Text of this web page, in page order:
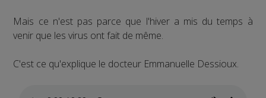
Mais ce n'est pas parce que l'hiver a mis du temps à
venir que les virus ont fait de même.
C'est ce qu'explique le docteur Emmanuelle Dessioux.